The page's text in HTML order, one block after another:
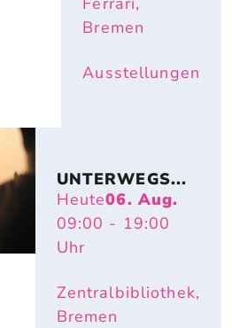
Bremen
Ausstellungen
UNTERWEGS...
Heute06. Aug.
09:00 - 19:00
Uhr
Zentralbibliothek,
Bremen